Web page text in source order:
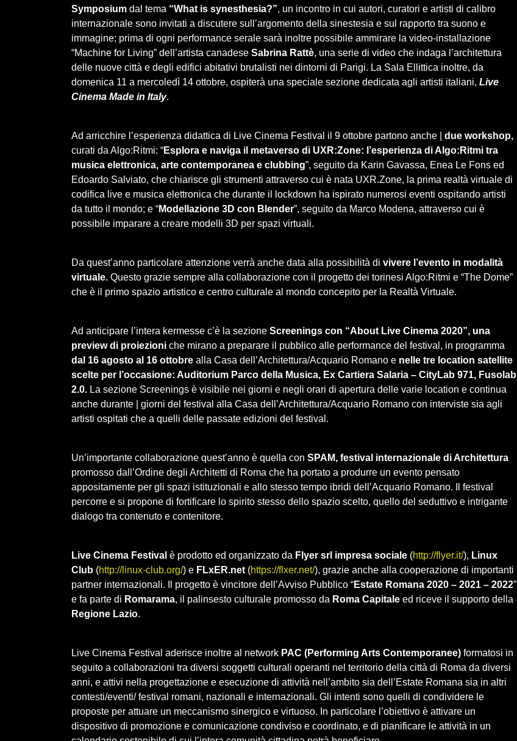
Symposium dal tema “What‌ ‌is‌ ‌synesthesia?”, un incontro in cui autori,‌ ‌curatori‌ ‌e‌ ‌artisti‌ ‌di calibro
internazionale sono‌ ‌invitati‌ ‌a‌ ‌discutere‌ ‌sull’argomento‌ ‌della sinestesia‌ e sul‌ ‌rapporto‌ ‌tra‌ ‌suono‌ ‌e‌
‌immagine; prima di ogni performance serale sarà inoltre possibile ammirare la video-installazione
“Machine for Living” dell’artista canadese Sabrina Rattè, una serie di video che indaga l’architettura
delle nuove città e degli edifici abitativi brutalisti nei dintorni di Parigi. La Sala Ellittica inoltre, da
domenica 11 a mercoledì 14 ottobre, ospiterà una speciale sezione dedicata agli artisti italiani, Live
Cinema Made in Italy.
Ad arricchire l’esperienza didattica di Live Cinema Festival il 9 ottobre partono anche | due workshop,
curati da Algo:Ritmi: “Esplora e naviga il metaverso di UXR:Zone: l’esperienza di Algo:Ritmi tra
musica elettronica, arte contemporanea e clubbing”, seguito da Karin Gavassa, Enea Le Fons ed
Edoardo Salviato, che chiarisce gli strumenti attraverso cui è nata UXR.Zone, la prima realtà virtuale di
codifica live e musica elettronica che durante il lockdown ha ispirato numerosi eventi ospitando artisti
da tutto il mondo; e “Modellazione 3D con Blender”, seguito da Marco Modena, attraverso cui è
possibile imparare a creare modelli 3D per spazi virtuali.
Da quest’anno particolare attenzione verrà anche data alla possibilità di vivere l’evento in modalità
virtuale. Questo grazie sempre alla collaborazione con il progetto dei torinesi Algo:Ritmi e “The Dome”
che è il primo spazio artistico e centro culturale al mondo concepito per la Realtà Virtuale.
Ad anticipare l’intera kermesse c’è la sezione Screenings con “About Live Cinema 2020”, una
preview di proiezioni che mirano a preparare il pubblico alle performance del festival, in programma
dal 16 agosto al 16 ottobre alla Casa dell’Architettura/Acquario Romano e nelle tre location satellite
scelte per l’occasione: Auditorium Parco della Musica, Ex Cartiera Salaria – CityLab 971, Fusolab
2.0. La sezione Screenings è visibile nei giorni e negli orari di apertura delle varie location e continua
anche durante | giorni del festival alla Casa dell’Architettura/Acquario Romano con interviste sia agli
artisti ospitati che a quelli delle passate edizioni del festival.
Un’importante collaborazione quest’anno è quella con SPAM, festival internazionale di Architettura
promosso dall’Ordine degli Architetti di Roma che ha portato a ‌produrre‌ ‌‌un‌ ‌evento‌ ‌pensato‌
‌appositamente‌ ‌per‌ ‌gli‌ ‌spazi‌ ‌istituzionali‌ ‌e‌ ‌allo‌ ‌stesso‌ ‌tempo‌ ‌ibridi‌ ‌dell’Acquario Romano. ‌Il festival
percorre e si propone di fortificare lo spirito stesso dello spazio scelto, quello del seduttivo e intrigante
dialogo tra contenuto e contenitore.
Live Cinema Festival è prodotto ed organizzato da Flyer srl impresa sociale (http://flyer.it/), Linux
Club (http://linux-club.org/) e FLxER.net(https://flxer.net/), grazie anche alla cooperazione di importanti
partner internazionali. Il progetto è vincitore dell’Avviso Pubblico “Estate Romana 2020 – 2021 – 2022”
e fa parte di Romarama, il palinsesto culturale promosso da Roma Capitale ed riceve il supporto della
Regione Lazio.
Live Cinema Festival aderisce inoltre al network PAC (Performing Arts Contemporanee) formatosi in
seguito a collaborazioni tra diversi soggetti culturali operanti nel territorio della città di Roma da diversi
anni, e attivi nella progettazione e esecuzione di attività nell’ambito sia dell’Estate Romana sia in altri
contesti/eventi/ festival romani, nazionali e internazionali. Gli intenti sono quelli di condividere le
proposte per attuare un meccanismo sinergico e virtuoso. In particolare l’obiettivo è attivare un
dispositivo di promozione e comunicazione condiviso e coordinato, e di pianificare le attività in un